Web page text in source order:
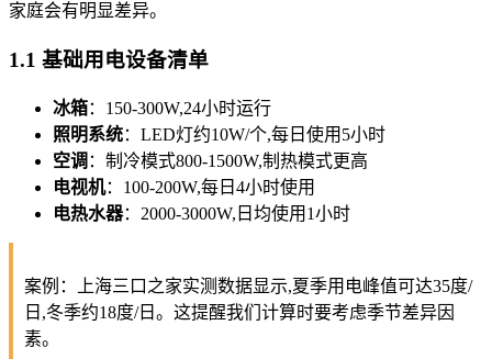
家庭会有明显差异。
1.1 基础用电设备清单
冰箱：150-300W,24小时运行
照明系统：LED灯约10W/个,每日使用5小时
空调 ：制冷模式800-1500W,制热模式更高
电视机：100-200W,每日4小时使用
电热水器：2000-3000W,日均使用1小时
案例：上海三口之家实测数据显示,夏季用电峰值可达35度/
日,冬季约18度/日。这提醒我们计算时要考虑季节差异因
素。